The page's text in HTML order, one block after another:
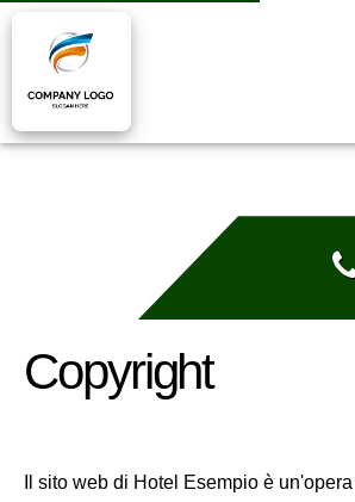
Copyright
Il sito web di Hotel Esempio è